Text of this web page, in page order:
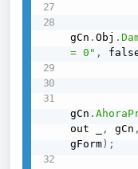
gCn .Obj .
= 0" ,
gCn .
out _
, gCn ,
gForm ) ;